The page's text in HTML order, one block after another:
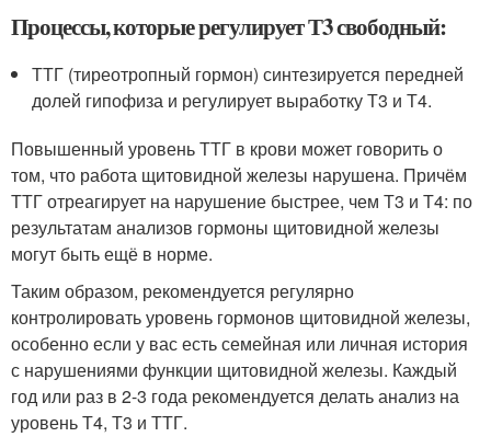
Процессы, которые регулирует Т3 свободный:
ТТГ (тиреотропный гормон) синтезируется передней
долей гипофиза и регулирует выработку Т3 и Т4.
Повышенный уровень ТТГ в крови может говорить о
том, что работа щитовидной железы нарушена. Причём
ТТГ отреагирует на нарушение быстрее, чем Т3 и Т4: по
результатам анализов гормоны щитовидной железы
могут быть ещё в норме.
Таким образом, рекомендуется регулярно
контролировать уровень гормонов щитовидной железы,
особенно если у вас есть семейная или личная история
с нарушениями функции щитовидной железы. Каждый
год или раз в 2-3 года рекомендуется делать анализ на
уровень Т4, Т3 и ТТГ.